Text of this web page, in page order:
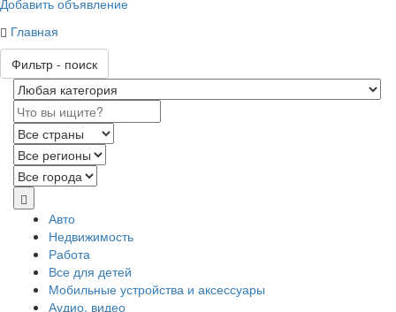
Добавить объявление
Главная
Фильтр - поиск
Авто
Недвижимость
Работа
Все для детей
Мобильные устройства и аксессуары
Аудио, видео